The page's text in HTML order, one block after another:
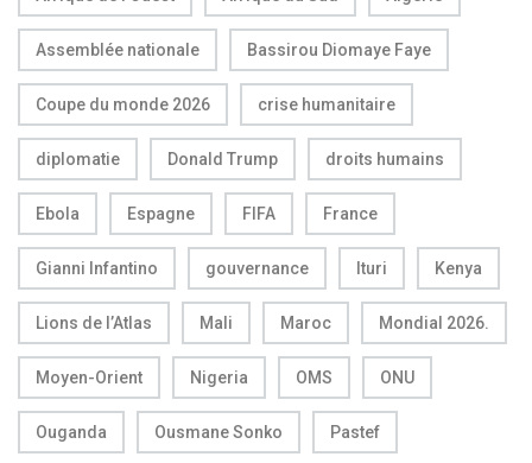
Assemblée nationale Bassirou Diomaye Faye
Coupe du monde 2026 crise humanitaire
diplomatie Donald Trump droits humains
Ebola Espagne FIFA France
Gianni Infantino gouvernance Ituri Kenya
Lions de l’Atlas Mali Maroc Mondial 2026.
Moyen-Orient Nigeria OMS ONU
Ouganda Ousmane Sonko Pastef